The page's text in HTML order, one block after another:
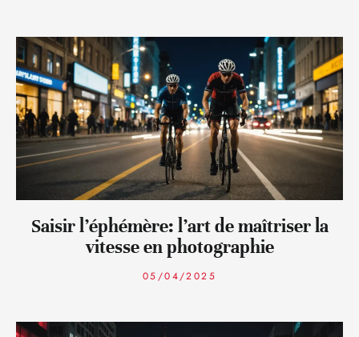
Saisir l’éphémère: l’art de maîtriser la
vitesse en photographie
05/04/2025